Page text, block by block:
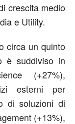
crescita medio
e Utility.
circa un quinto
è suddiviso in
(+27%),
esterni per
di soluzioni di
(+13%),